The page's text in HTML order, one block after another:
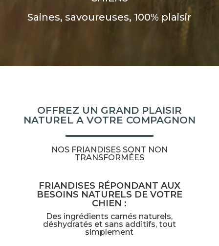
Saines, savoureuses, 100% plaisir
OFFREZ UN GRAND PLAISIR
NATUREL A VOTRE COMPAGNON
NOS FRIANDISES SONT NON
TRANSFORMÉES
FRIANDISES RÉPONDANT AUX
BESOINS NATURELS DE VOTRE
CHIEN :
Des ingrédients carnés naturels,
déshydratés et sans additifs, tout
simplement